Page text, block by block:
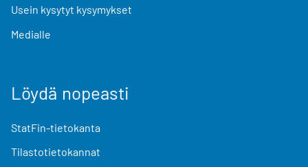
Usein kysytyt kysymykset
Medialle
Löydä nopeasti
StatFin-tietokanta
Tilastotietokannat